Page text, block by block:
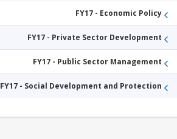
FY17 - Economic Policy
FY17 - Private Sector Development
FY17 - Public Sector Management
FY17 - Social Development and Protection